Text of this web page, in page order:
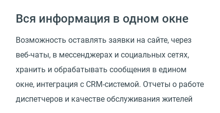
Вся информация в одном окне
Возможность оставлять заявки на сайте, через
веб-чаты, в мессенджерах и социальных сетях,
хранить и обрабатывать сообщения в едином
окне, интеграция с CRM-системой. Отчеты о работе
диспетчеров и качестве обслуживания жителей